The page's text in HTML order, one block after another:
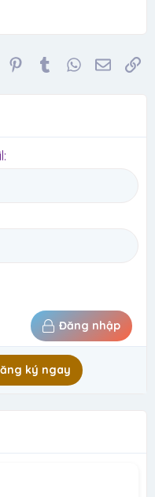
Pinterest
Tumblr WhatsApp
Email
Đăng nhập
ký ngay